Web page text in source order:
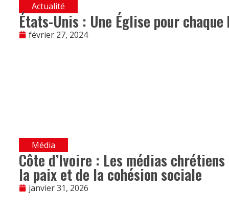
Actualité
États-Unis : Une Église pour
février 27, 2024
Média
Côte d’Ivoire : Les médias
la paix et de la cohésion sociale
janvier 31, 2026